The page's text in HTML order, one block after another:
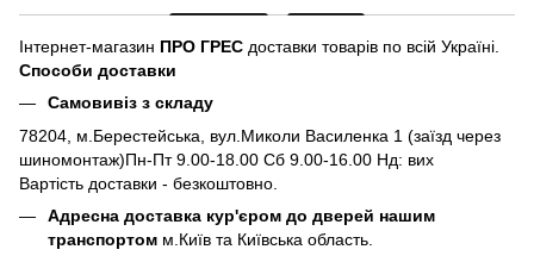
Інтернет-магазин ПРО ГРЕС доставки товарів по всій Україні.
Способи доставки
Самовивіз з складу
78204, м.Берестейська, вул.Миколи Василенка 1 (заїзд через
шиномонтаж)Пн-Пт 9.00-18.00 Сб 9.00-16.00 Нд: вих
Вартість доставки - безкоштовно.
Адресна доставка кур'єром до дверей нашим
транспортом м.Київ та Київська область.